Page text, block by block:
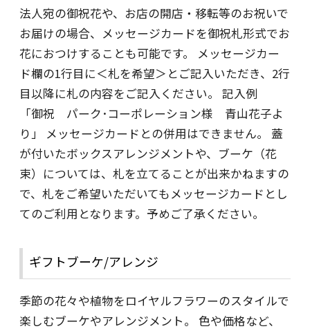
法人宛の御祝花や、お店の開店・移転等のお祝いで
お届けの場合、メッセージカードを御祝札形式でお
花におつけすることも可能です。 メッセージカー
ド欄の1行目に＜札を希望＞とご記入いただき、2行
目以降に札の内容をご記入ください。 記入例
「御祝 パーク･コーポレーション様 青山花子よ
り」 メッセージカードとの併用はできません。 蓋
が付いたボックスアレンジメントや、ブーケ（花
束）については、札を立てることが出来かねますの
で、札をご希望いただいてもメッセージカードとし
てのご利用となります。予めご了承ください。
ギフトブーケ/アレンジ
季節の花々や植物をロイヤルフラワーのスタイルで
楽しむブーケやアレンジメント。 色や価格など、